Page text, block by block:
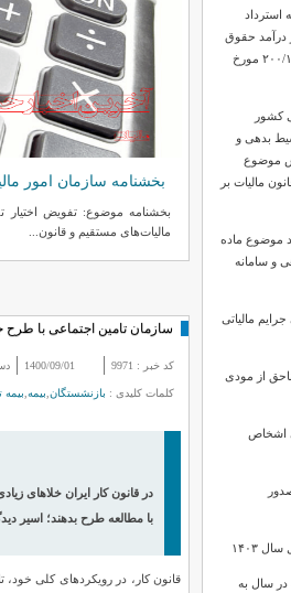
بخشنامه موضوع: تفویض
مالیات‌های مستقیم و قانون...
جرایم دکتر
تقسیط بدهی و بخشودگی جرائم قابل بخشش موضوع
مالیات‌های مستقیم و قانون مالیات بر ارزش افزود
های
سازمان تامین اجتماعی با
کد خبر : 9971
1400/09/01
کلمات کلیدی : بازنشستگان بیمه بیمه
با مطالعه طرح بدهند؛ اسیر
قانون کار، در رویکردهای کلی خود،
استرداد
درآمد حقوق
پیرو بخشنامه شماره ۲۰۰/۱۴۰۲/۱۷ مورخ
کشور
بدهی و
موضوع
مالیات بر
موضوع ماده
و سامانه
مالیاتی
ناحق از مودی
اشخاص
به صدور
۱۴۰۳
در سال به